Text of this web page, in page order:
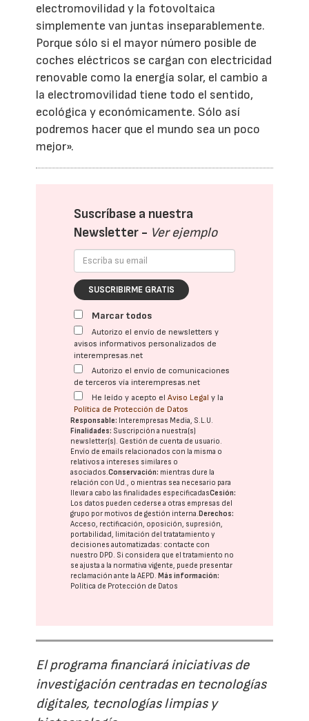
electromovilidad y la fotovoltaica
simplemente van juntas inseparablemente.
Porque sólo si el mayor número posible de
coches eléctricos se cargan con electricidad
renovable como la energía solar, el cambio a
la electromovilidad tiene todo el sentido,
ecológica y económicamente. Sólo así
podremos hacer que el mundo sea un poco
mejor».
Suscríbase a nuestra
Newsletter - Ver ejemplo
SUSCRIBIRME GRATIS
Marcar todos
Autorizo el envío de newsletters y
avisos informativos personalizados de
interempresas.net
Autorizo el envío de comunicaciones
de terceros vía interempresas.net
He leído y acepto elAviso Legal y la
Política de Protección de Datos
Responsable: Interempresas Media, S.L.U.
Finalidades: Suscripción a nuestra(s)
newsletter(s). Gestión de cuenta de usuario.
Envío de emails relacionados con la misma o
relativos a intereses similares o
asociados.Conservación: mientras dure la
relación con Ud., o mientras sea necesario para
llevar a cabo las finalidades especificadasCesión:
Los datos pueden cederse a otras empresas del
grupo por motivos de gestión interna.Derechos:
Acceso, rectificación, oposición, supresión,
portabilidad, limitación del tratatamiento y
decisiones automatizadas: contacte con
nuestro DPD. Si considera que el tratamiento no
se ajusta a la normativa vigente, puede presentar
reclamación ante laAEPD.Más información:
Política de Protección de Datos
El programa financiará iniciativas de
investigación centradas en tecnologías
digitales, tecnologías limpias y